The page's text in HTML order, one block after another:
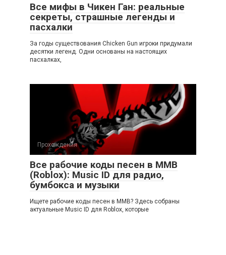
Все мифы в Чикен Ган: реальные
секреты, страшные легенды и
пасхалки
За годы существования Chicken Gun игроки придумали
десятки легенд. Одни основаны на настоящих
пасхалках,
Прохождения
Все рабочие коды песен в ММВ
(Roblox): Music ID для радио,
бумбокса и музыки
Ищете рабочие коды песен в ММВ? Здесь собраны
актуальные Music ID для Roblox, которые